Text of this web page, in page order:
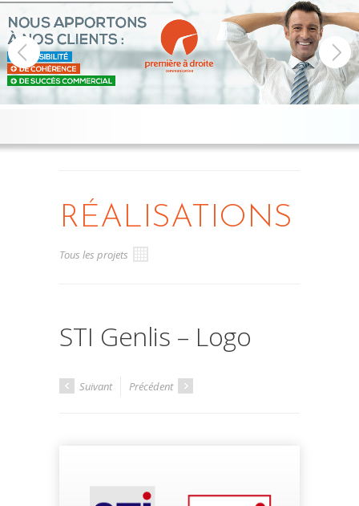
RÉALISATIONS
Tous les projets
STI Genlis – Logo
Suivant Précédent